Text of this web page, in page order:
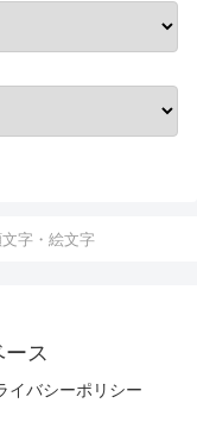
字・絵文字
ス
イバシーポリシー